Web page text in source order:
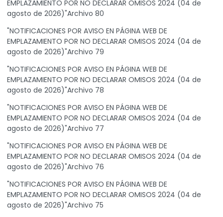
EMPLAZAMIENTO POR NO DECLARAR OMISOS 2024 (04 de
agosto de 2026)"Archivo 80
"NOTIFICACIONES POR AVISO EN PÁGINA WEB DE
EMPLAZAMIENTO POR NO DECLARAR OMISOS 2024 (04 de
agosto de 2026)"Archivo 79
"NOTIFICACIONES POR AVISO EN PÁGINA WEB DE
EMPLAZAMIENTO POR NO DECLARAR OMISOS 2024 (04 de
agosto de 2026)"Archivo 78
"NOTIFICACIONES POR AVISO EN PÁGINA WEB DE
EMPLAZAMIENTO POR NO DECLARAR OMISOS 2024 (04 de
agosto de 2026)"Archivo 77
"NOTIFICACIONES POR AVISO EN PÁGINA WEB DE
EMPLAZAMIENTO POR NO DECLARAR OMISOS 2024 (04 de
agosto de 2026)"Archivo 76
"NOTIFICACIONES POR AVISO EN PÁGINA WEB DE
EMPLAZAMIENTO POR NO DECLARAR OMISOS 2024 (04 de
agosto de 2026)"Archivo 75